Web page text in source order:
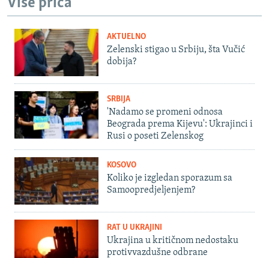
AKTUELNO
Zelenski stigao u Srbiju, šta Vučić
dobija?
SRBIJA
'Nadamo se promeni odnosa
Beograda prema Kijevu': Ukrajinci i
Rusi o poseti Zelenskog
KOSOVO
Koliko je izgledan sporazum sa
Samoopredjeljenjem?
RAT U UKRAJINI
Ukrajina u kritičnom nedostaku
protivvazdušne odbrane